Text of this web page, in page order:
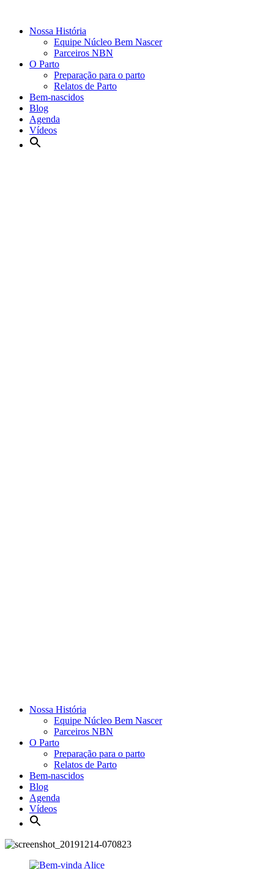
Nossa História
Equipe Núcleo Bem Nascer
Parceiros NBN
O Parto
Preparação para o parto
Relatos de Parto
Bem-nascidos
Blog
Agenda
Vídeos
Nossa História
Equipe Núcleo Bem Nascer
Parceiros NBN
O Parto
Preparação para o parto
Relatos de Parto
Bem-nascidos
Blog
Agenda
Vídeos